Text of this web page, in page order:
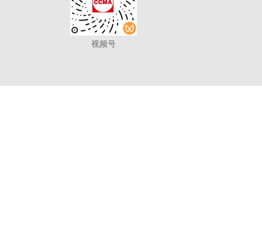
视频号